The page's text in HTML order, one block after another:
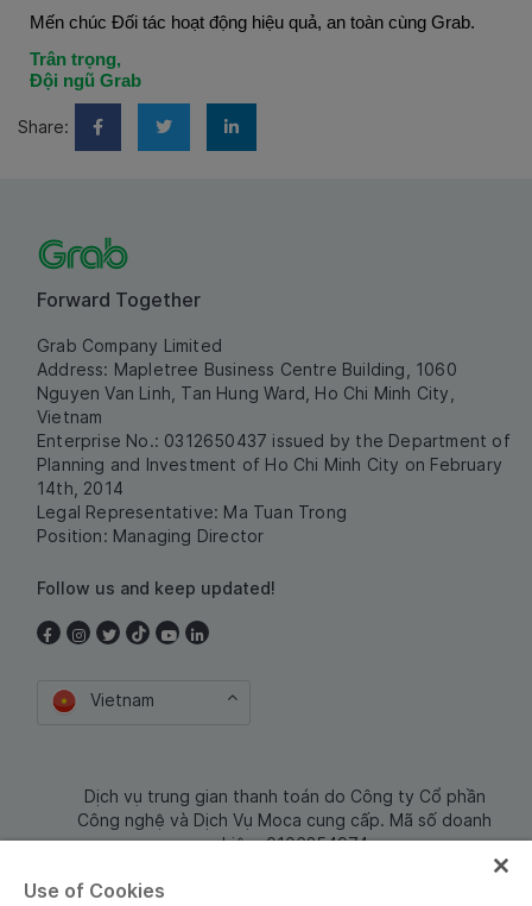
Mến chúc Đối tác hoạt động hiệu quả, an toàn cùng Grab.
Trân trọng,
Đội ngũ Grab
Share:
Forward Together
Grab Company Limited
Address: Mapletree Business Centre Building, 1060
Nguyen Van Linh, Tan Hung Ward, Ho Chi Minh City,
Vietnam
Enterprise No.: 0312650437 issued by the Department of
Planning and Investment of Ho Chi Minh City on February
14th, 2014
Legal Representative: Ma Tuan Trong
Position: Managing Director
Follow us and keep updated!
Vietnam
Dịch vụ trung gian thanh toán do Công ty Cổ phần
Công nghệ và Dịch Vụ Moca cung cấp. Mã số doanh
nghiệp: 0106254974
Use of Cookies